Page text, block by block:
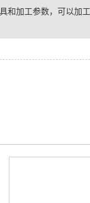
和加工参数，可以加